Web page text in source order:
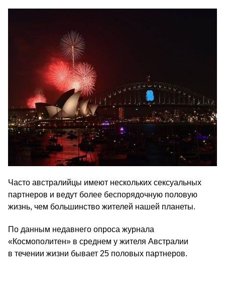
Часто австралийцы имеют нескольких сексуальных
партнеров и ведут более беспорядочную половую
жизнь, чем большинство жителей нашей планеты.
По данным недавнего опроса журнала
«Космополитен» в среднем у жителя Австралии
в течении жизни бывает 25 половых партнеров.